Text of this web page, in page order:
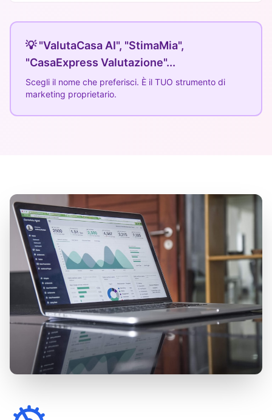
💡 "ValutaCasa AI", "StimaMia",
"CasaExpress Valutazione"...
Scegli il nome che preferisci. È il TUO strumento di
marketing proprietario.